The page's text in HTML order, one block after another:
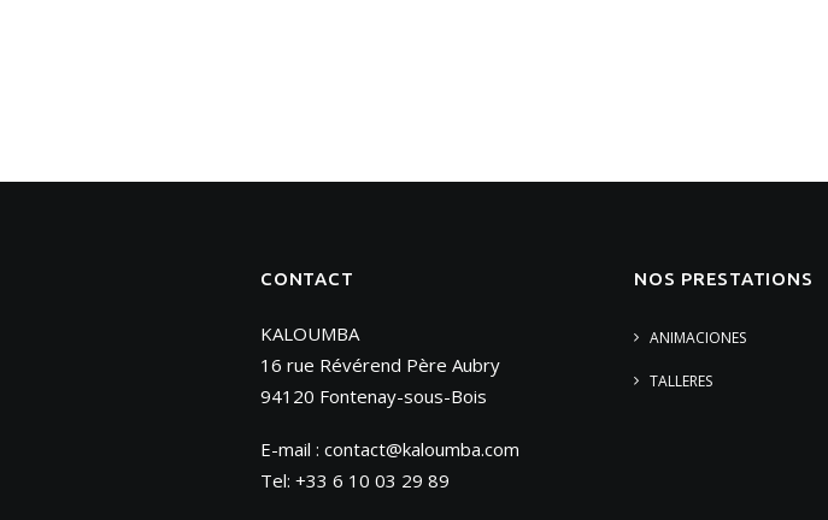
CONTACT
KALOUMBA
16 rue Révérend Père Aubry
94120 Fontenay-sous-Bois
E-mail : contact@kaloumba.com
Tel: +33 6 10 03 29 89
NOS PRESTATIONS
ANIMACIONES
TALLERES